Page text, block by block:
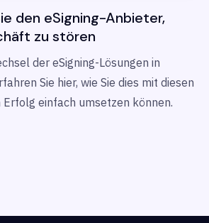
den eSigning-Anbieter,
zu stören
der eSigning-Lösungen in
Sie hier, wie Sie dies mit diesen
einfach umsetzen können.